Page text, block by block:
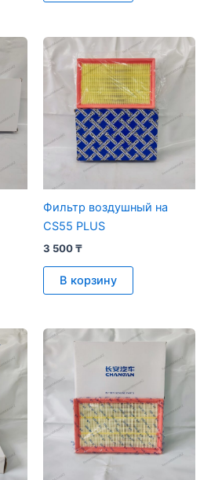
Фильтр воздушный на
CS55 PLUS
3 500₸
В корзину